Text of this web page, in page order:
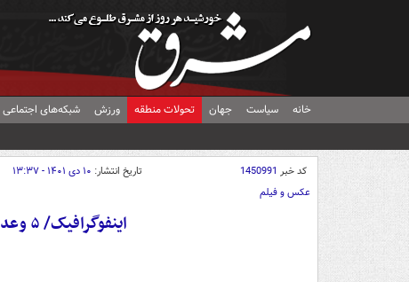
خانه سیاست جهان تحولات منطقه ورزش شبکه‌های اجتماعی
کد خبر 1450991 تاریخ انتشار: ۱۰ دی ۱۴۰۱ - ۱۳:۳۷
عکس و فیلم
اینفوگرافیک/ ۵ وعده رئیس جدید بانک مرکزی